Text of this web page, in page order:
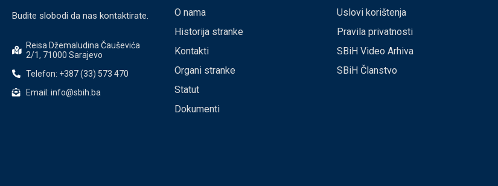
Budite slobodi da nas kontaktirate.
Reisa Džemaludina Čauševića
2/1, 71000 Sarajevo
Telefon: +387 (33) 573 470
Email: info@sbih.ba
O nama
Historija stranke
Kontakti
Organi stranke
Statut
Dokumenti
Uslovi korištenja
Pravila privatnosti
SBiH Video Arhiva
SBiH Članstvo